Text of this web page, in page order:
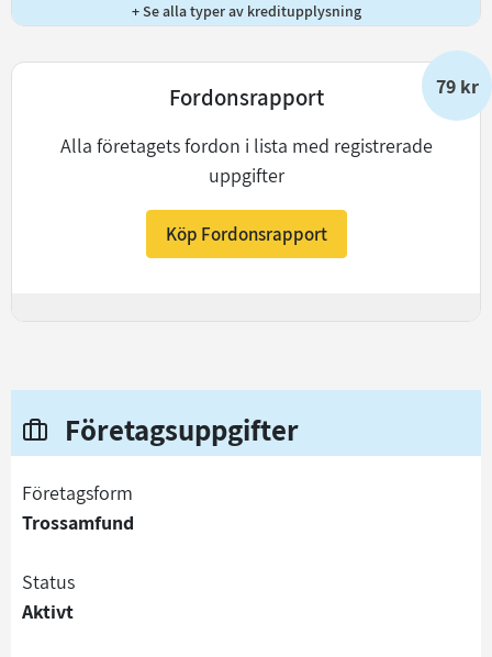
+ Se alla typer av kreditupplysning
79 kr
Fordonsrapport
Alla företagets fordon i lista med registrerade
uppgifter
Köp Fordonsrapport
Företagsuppgifter
företagsform
Trossamfund
status
Aktivt